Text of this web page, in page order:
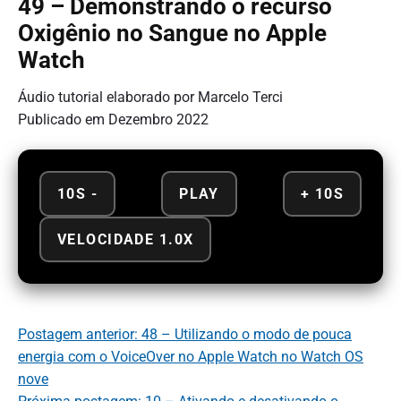
49 – Demonstrando o recurso
Oxigênio no Sangue no Apple
Watch
Áudio tutorial elaborado por Marcelo Terci
Publicado em Dezembro 2022
10S - PLAY + 10S
VELOCIDADE 1.0X
Postagem anterior: 48 – Utilizando o modo de pouca
energia com o VoiceOver no Apple Watch no Watch OS
nove